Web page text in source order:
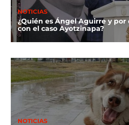
NOTICIAS
¿Quién es Ángel Aguirre y
con el caso Ayotzinapa?
NOTICIAS